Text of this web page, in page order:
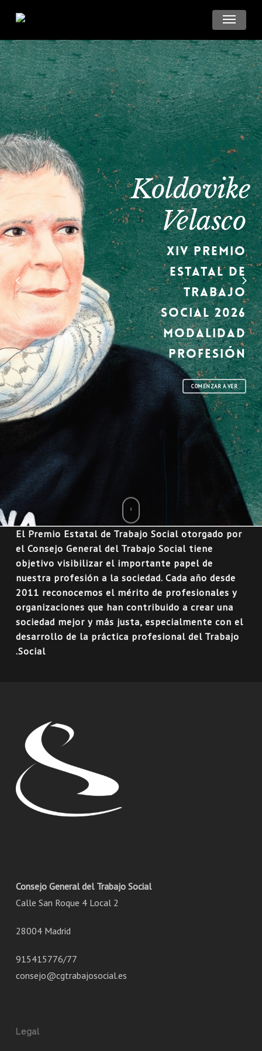
main
content
Menu
Koldovike
Velasco
XIV Premio
Estatal de
Trabajo
Social 2026
Modalidad
profesión
COMENZAR A VER
El Premio Estatal de Trabajo Social otorgado por
el Consejo General del Trabajo Social tiene
objetivo visibilizar el importante papel de
nuestra profesión a la sociedad. Cada año desde
2011 reconocemos el mérito de profesionales y
organizaciones que han contribuido a crear una
sociedad mejor y más justa, especialmente con el
desarrollo de la práctica profesional del Trabajo
Social.
Consejo General del Trabajo Social
Calle San Roque 4 Local 2
28004 Madrid
915415776/77
consejo@cgtrabajosocial.es
Legal